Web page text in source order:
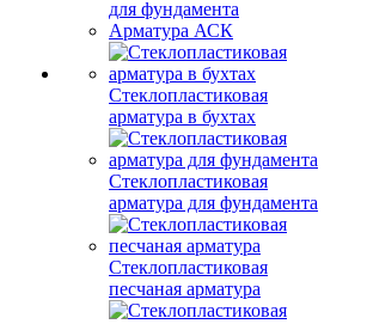
для фундамента
Арматура АСК
Стеклопластиковая
арматура в бухтах
Стеклопластиковая
арматура для фундамента
Стеклопластиковая
песчаная арматура